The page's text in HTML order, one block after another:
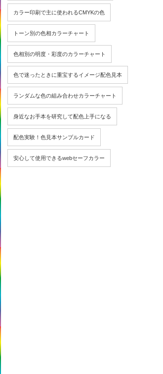
カラー印刷で主に使われるCMYKの色
トーン別の色相カラーチャート
色相別の明度・彩度のカラーチャート
色で迷ったときに重宝するイメージ配色見本
ランダムな色の組み合わせカラーチャート
身近なお手本を研究して配色上手になる
配色実験！色見本サンプルカード
安心して使用できるwebセーフカラー